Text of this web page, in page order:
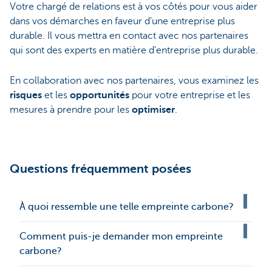
Votre chargé de relations est à vos côtés pour vous aider
dans vos démarches en faveur d'une entreprise plus
durable. Il vous mettra en contact avec nos partenaires
qui sont des experts en matière d'entreprise plus durable.
En collaboration avec nos partenaires, vous examinez les
risques et les opportunités pour votre entreprise et les
mesures à prendre pour les optimiser.
Questions fréquemment posées
À quoi ressemble une telle empreinte carbone?
Comment puis-je demander mon empreinte
carbone?